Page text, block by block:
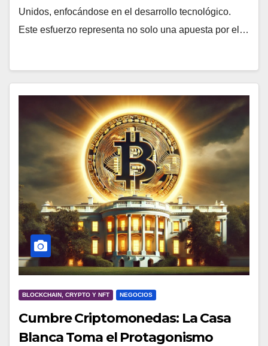
Unidos, enfocándose en el desarrollo tecnológico.
Este esfuerzo representa no solo una apuesta por el…
BLOCKCHAIN, CRYPTO Y NFT NEGOCIOS
Cumbre Criptomonedas: La Casa
Blanca Toma el Protagonismo